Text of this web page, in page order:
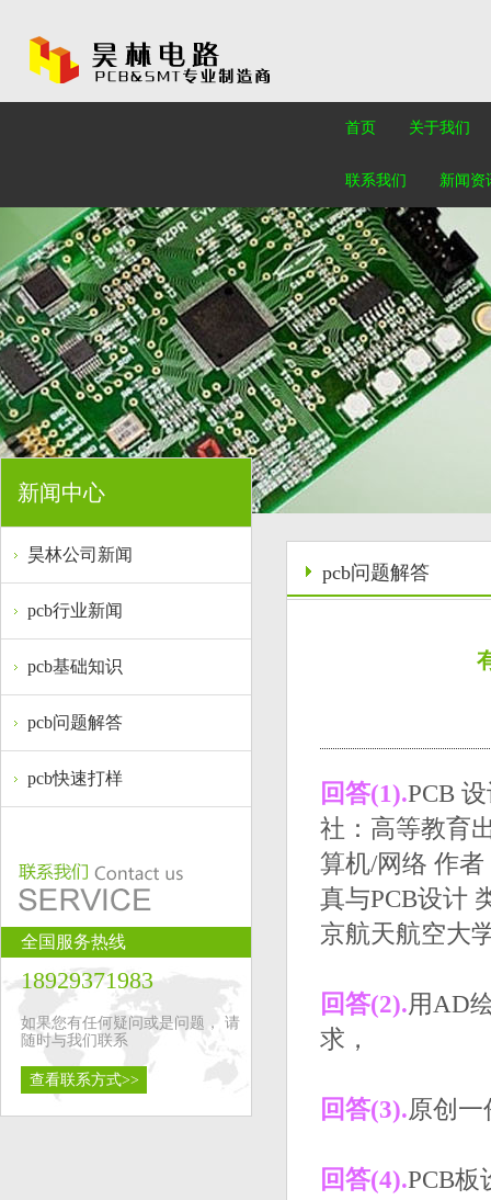
首页 关于我们
联系我们 新闻资
新闻中心
昊林公司新闻
pcb行业新闻
pcb基础知识
pcb问题解答
pcb快速打样
全国服务热线
18929371983
如果您有任何疑问或是问题， 请
随时与我们联系
查看联系方式>>
pcb问题解答
回答(1).PCB
社：高等教育
算机/网络 作
真与PCB设计
京航天航空大
回答(2).用AD
求，
回答(3).原创
回答(4).PCB板